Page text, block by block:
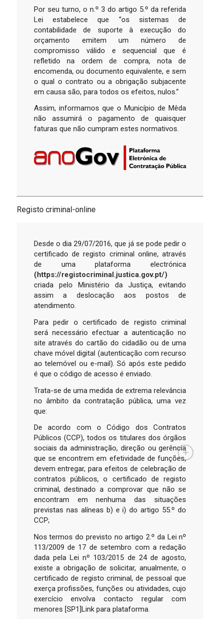
Por seu turno, o n.º 3 do artigo 5.º da referida
Lei estabelece que “os sistemas de
contabilidade de suporte à execução do
orçamento emitem um número de
compromisso válido e sequencial que é
refletido na ordem de compra, nota de
encomenda, ou documento equivalente, e sem
o qual o contrato ou a obrigação subjacente
em causa são, para todos os efeitos, nulos.”
Assim, informamos que o Município de Mêda
não assumirá o pagamento de quaisquer
faturas que não cumpram estes normativos.
Registo criminal-online
Desde o dia 29/07/2016, que já se pode pedir o
certificado de registo criminal online, através
de uma plataforma electrónica
(https://registocriminal.justica.gov.pt/)
criada pelo Ministério da Justiça, evitando
assim a deslocação aos postos de
atendimento.
Para pedir o certificado de registo criminal
será necessário efectuar a autenticação no
site através do cartão do cidadão ou de uma
chave móvel digital (autenticação com recurso
ao telemóvel ou e-mail). Só após este pedido
é que o código de acesso é enviado.
Trata-se de uma medida de extrema relevância
no âmbito da contratação pública, uma vez
que:
De acordo com o Código dos Contratos
Públicos (CCP), todos os titulares dos órgãos
sociais da administração, direção ou gerência
que se encontrem em efetividade de funções,
devem entregar, para efeitos de celebração de
contratos públicos, o certificado de registo
criminal, destinado a comprovar que não se
encontram em nenhuma das situações
previstas nas alíneas b) e i) do artigo 55.º do
CCP;
Nos termos do previsto no artigo 2.º da Lei nº
113/2009 de 17 de setembro com a redação
dada pela Lei nº 103/2015 de 24 de agosto,
existe a obrigação de solicitar, anualmente, o
certificado de registo criminal, de pessoal que
exerça profissões, funções ou atividades, cujo
exercício envolva contacto regular com
menores [SP1]Link para plataforma.